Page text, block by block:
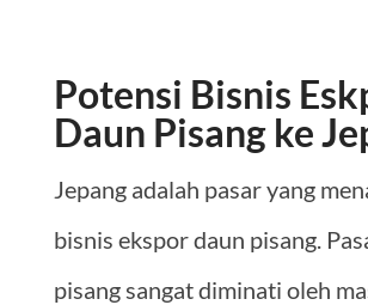
Potensi Bisnis
Daun Pisang ke
Jepang adalah pasar yang
bisnis ekspor daun pisang.
pisang sangat diminati oleh